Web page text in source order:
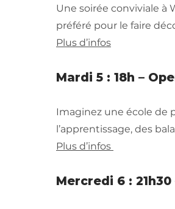
Une soirée conviviale à
préféré pour le faire
Plus d’infos
Mardi 5 : 18h –
Imaginez une école de
l’apprentissage, des
Plus d’infos
Mercredi 6 : 21h30